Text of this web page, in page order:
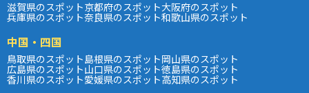
滋賀県のスポット京都府のスポット大阪府のスポット
兵庫県のスポット奈良県のスポット和歌山県のスポット
中国・四国
鳥取県のスポット島根県のスポット岡山県のスポット
広島県のスポット山口県のスポット徳島県のスポット
香川県のスポット愛媛県のスポット高知県のスポット